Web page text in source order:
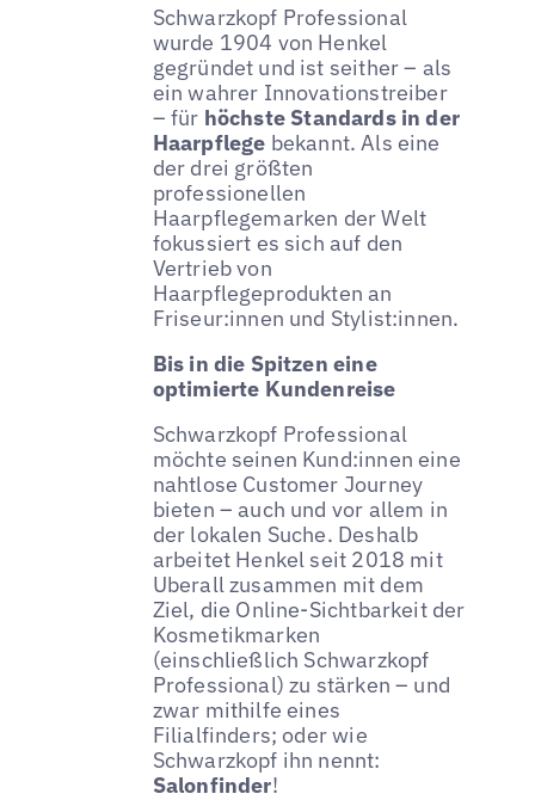
Schwarzkopf Professional
wurde 1904 von Henkel
gegründet und ist seither – als
ein wahrer Innovationstreiber
– für höchste Standards in der
Haarpflege bekannt. Als eine
der drei größten
professionellen
Haarpflegemarken der Welt
fokussiert es sich auf den
Vertrieb von
Haarpflegeprodukten an
Friseur:innen und Stylist:innen.
Bis in die Spitzen eine
optimierte Kundenreise
Schwarzkopf Professional
möchte seinen Kund:innen eine
nahtlose Customer Journey
bieten – auch und vor allem in
der lokalen Suche. Deshalb
arbeitet Henkel seit 2018 mit
Uberall zusammen mit dem
Ziel, die Online-Sichtbarkeit der
Kosmetikmarken
(einschließlich Schwarzkopf
Professional) zu stärken – und
zwar mithilfe eines
Filialfinders; oder wie
Schwarzkopf ihn nennt:
Salonfinder!